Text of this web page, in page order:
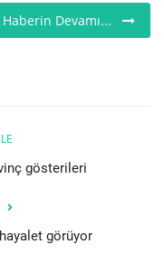
Haberin Devamı...
gösterileri
görüyor